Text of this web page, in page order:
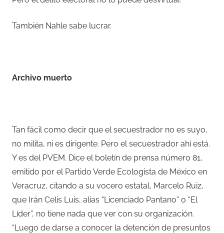
También Nahle sabe lucrar.
Archivo muerto
Tan fácil como decir que el secuestrador no es suyo,
no milita, ni es dirigente. Pero el secuestrador ahí está.
Y es del PVEM. Dice el boletín de prensa número 81,
emitido por el Partido Verde Ecologista de México en
Veracruz, citando a su vocero estatal, Marcelo Ruiz,
que Irán Celis Luis, alias “Licenciado Pantano” o “El
Líder”, no tiene nada que ver con su organización.
“Luego de darse a conocer la detención de presuntos